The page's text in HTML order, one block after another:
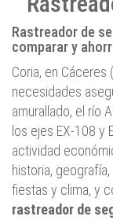
Rastreador de
comparar y
Coria, en Cáceres
necesidades
amurallado, el río
los ejes EX‑108 y
actividad
historia,
fiestas y clima, y
rastreador de